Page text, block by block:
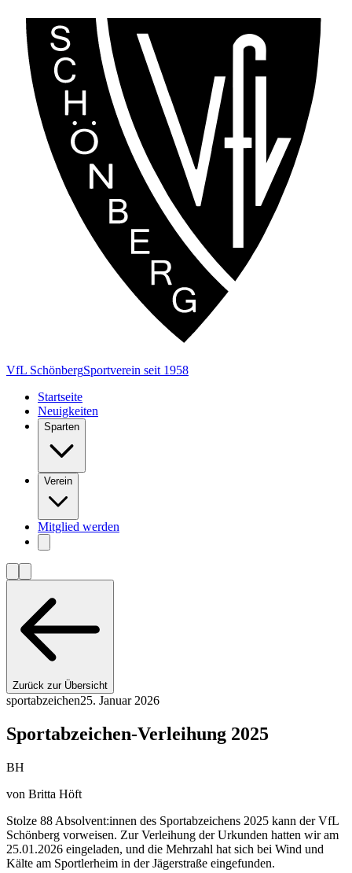
VfL SchönbergSportverein seit 1958
Startseite
Neuigkeiten
Sparten
Verein
Mitglied werden
Zurück zur Übersicht
sportabzeichen25. Januar 2026
Sportabzeichen-Verleihung 2025
BH
von Britta Höft
Stolze 88 Absolvent:innen des Sportabzeichens 2025 kann der VfL
Schönberg vorweisen. Zur Verleihung der Urkunden hatten wir am
25.01.2026 eingeladen, und die Mehrzahl hat sich bei Wind und
Kälte am Sportlerheim in der Jägerstraße eingefunden.